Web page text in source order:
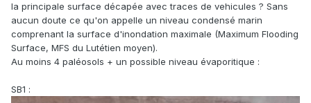
la principale surface décapée avec traces de vehicules ? Sans
aucun doute ce qu'on appelle un niveau condensé marin
comprenant la surface d'inondation maximale (Maximum Flooding
Surface, MFS du Lutétien moyen).
Au moins 4 paléosols + un possible niveau évaporitique :
SB1 :